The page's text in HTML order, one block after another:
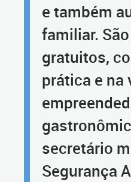
e também
familiar.
gratuitos,
prática e na
secretário
Segurança